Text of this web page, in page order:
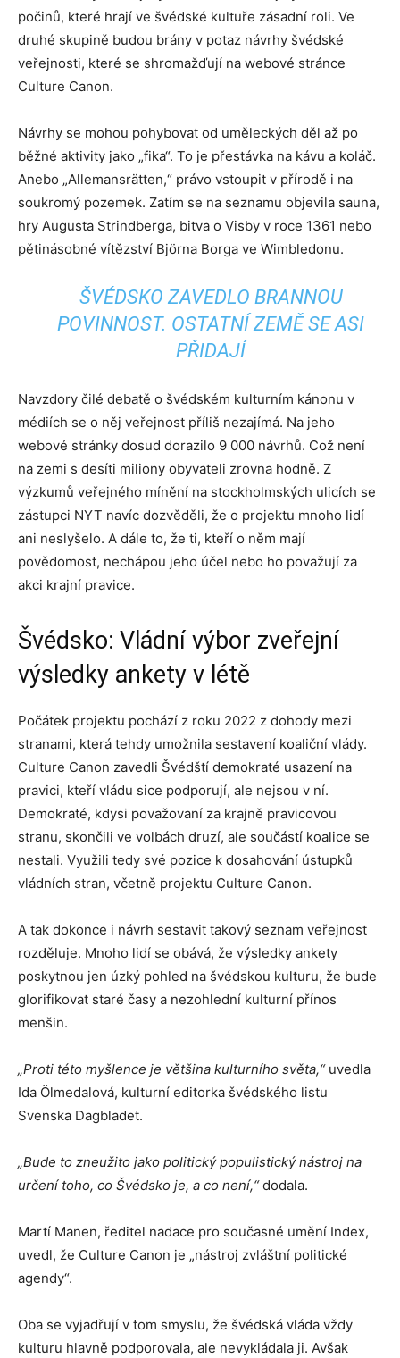
počinů, které hrají ve švédské kultuře zásadní roli. Ve
druhé skupině budou brány v potaz návrhy švédské
veřejnosti, které se shromažďují na webové stránce
Culture Canon.
Návrhy se mohou pohybovat od uměleckých děl až po
běžné aktivity jako „fika“. To je přestávka na kávu a koláč.
Anebo „Allemansrätten,“ právo vstoupit v přírodě i na
soukromý pozemek. Zatím se na seznamu objevila sauna,
hry Augusta Strindberga, bitva o Visby v roce 1361 nebo
pětinásobné vítězství Björna Borga ve Wimbledonu.
ŠVÉDSKO ZAVEDLO BRANNOU
POVINNOST. OSTATNÍ ZEMĚ SE ASI
PŘIDAJÍ
Navzdory čilé debatě o švédském kulturním kánonu v
médiích se o něj veřejnost příliš nezajímá. Na jeho
webové stránky dosud dorazilo 9 000 návrhů. Což není
na zemi s desíti miliony obyvateli zrovna hodně. Z
výzkumů veřejného mínění na stockholmských ulicích se
zástupci NYT navíc dozvěděli, že o projektu mnoho lidí
ani neslyšelo. A dále to, že ti, kteří o něm mají
povědomost, nechápou jeho účel nebo ho považují za
akci krajní pravice.
Švédsko: Vládní výbor zveřejní
výsledky ankety v létě
Počátek projektu pochází z roku 2022 z dohody mezi
stranami, která tehdy umožnila sestavení koaliční vlády.
Culture Canon zavedli Švédští demokraté usazení na
pravici, kteří vládu sice podporují, ale nejsou v ní.
Demokraté, kdysi považovaní za krajně pravicovou
stranu, skončili ve volbách druzí, ale součástí koalice se
nestali. Využili tedy své pozice k dosahování ústupků
vládních stran, včetně projektu Culture Canon.
A tak dokonce i návrh sestavit takový seznam veřejnost
rozděluje. Mnoho lidí se obává, že výsledky ankety
poskytnou jen úzký pohled na švédskou kulturu, že bude
glorifikovat staré časy a nezohlední kulturní přínos
menšin.
„Proti této myšlence je většina kulturního světa,“uvedla
Ida Ölmedalová, kulturní editorka švédského listu
Svenska Dagbladet.
„Bude to zneužito jako politický populistický nástroj na
určení toho, co Švédsko je, a co není,“dodala.
Martí Manen, ředitel nadace pro současné umění Index,
uvedl, že Culture Canon je „nástroj zvláštní politické
agendy“.
Oba se vyjadřují v tom smyslu, že švédská vláda vždy
kulturu hlavně podporovala, ale nevykládala ji. Avšak